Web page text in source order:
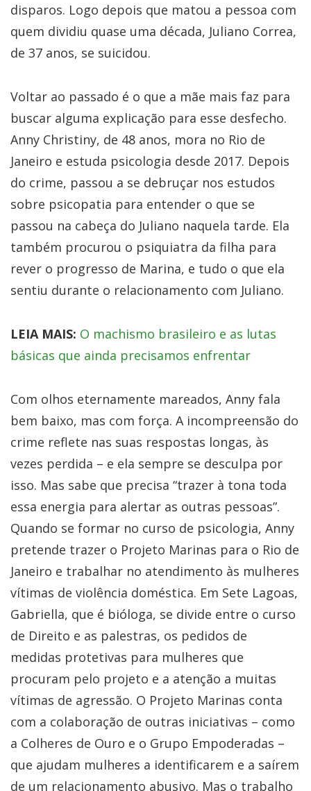
disparos. Logo depois que matou a pessoa com
quem dividiu quase uma década, Juliano Correa,
de 37 anos, se suicidou.
Voltar ao passado é o que a mãe mais faz para
buscar alguma explicação para esse desfecho.
Anny Christiny, de 48 anos, mora no Rio de
Janeiro e estuda psicologia desde 2017. Depois
do crime, passou a se debruçar nos estudos
sobre psicopatia para entender o que se
passou na cabeça do Juliano naquela tarde. Ela
também procurou o psiquiatra da filha para
rever o progresso de Marina, e tudo o que ela
sentiu durante o relacionamento com Juliano.
LEIA MAIS: O machismo brasileiro e as lutas
básicas que ainda precisamos enfrentar
Com olhos eternamente mareados, Anny fala
bem baixo, mas com força. A incompreensão do
crime reflete nas suas respostas longas, às
vezes perdida – e ela sempre se desculpa por
isso. Mas sabe que precisa “trazer à tona toda
essa energia para alertar as outras pessoas”.
Quando se formar no curso de psicologia, Anny
pretende trazer o Projeto Marinas para o Rio de
Janeiro e trabalhar no atendimento às mulheres
vítimas de violência doméstica. Em Sete Lagoas,
Gabriella, que é bióloga, se divide entre o curso
de Direito e as palestras, os pedidos de
medidas protetivas para mulheres que
procuram pelo projeto e a atenção a muitas
vítimas de agressão. O Projeto Marinas conta
com a colaboração de outras iniciativas – como
a Colheres de Ouro e o Grupo Empoderadas –
que ajudam mulheres a identificarem e a saírem
de um relacionamento abusivo. Mas o trabalho